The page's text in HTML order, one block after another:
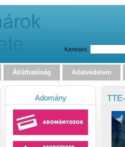
Keresés:
Átláthatóság Adatvédelem
Adomány